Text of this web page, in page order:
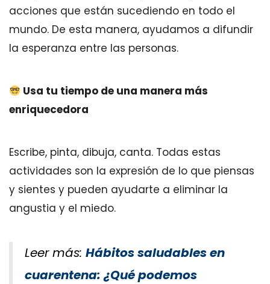
acciones que están sucediendo en todo el
mundo. De esta manera, ayudamos a difundir
la esperanza entre las personas.
Usa tu tiempo de una manera más
enriquecedora
Escribe, pinta, dibuja, canta. Todas estas
actividades son la expresión de lo que piensas
y sientes y pueden ayudarte a eliminar la
angustia y el miedo.
Leer más: Hábitos saludables en
cuarentena: ¿Qué podemos